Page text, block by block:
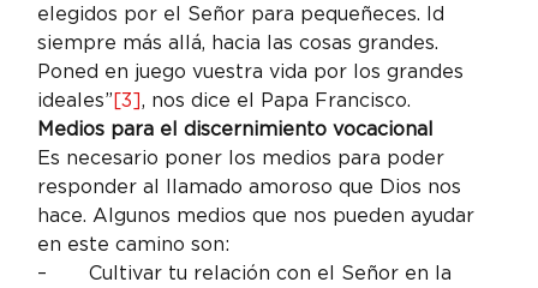
elegidos por el Señor para pequeñeces. Id
siempre más allá, hacia las cosas grandes.
Poned en juego vuestra vida por los grandes
ideales”[3], nos dice el Papa Francisco.
Medios para el discernimiento vocacional
Es necesario poner los medios para poder
responder al llamado amoroso que Dios nos
hace. Algunos medios que nos pueden ayudar
en este camino son:
–       Cultivar tu relación con el Señor en la